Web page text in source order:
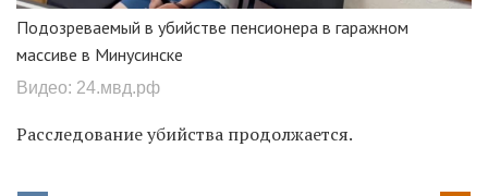
Подозреваемый в убийстве пенсионера в гаражном
массиве в Минусинске
Видео: 24.мвд.рф
Расследование убийства продолжается.